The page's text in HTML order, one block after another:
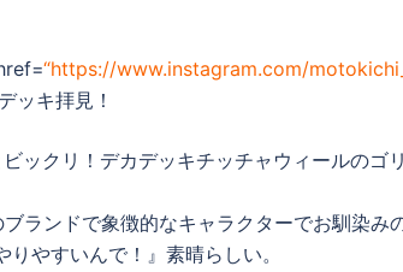
“https://www.instagram.com/
ッキ拝見！
ックリ！デカデッキチッチャウィールのゴ
ランドで象徴的なキャラクターでお馴染み
やすいんで！』素晴らしい。